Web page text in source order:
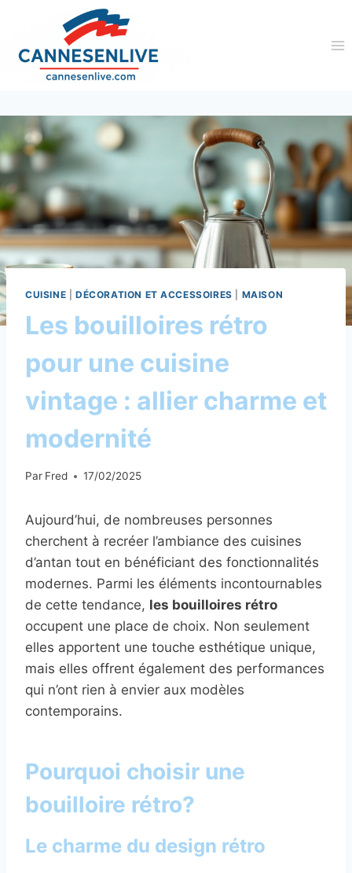
contenu
CUISINE DÉCORATION ET ACCESSOIRES MAISON
Les bouilloires rétro
pour une cuisine
vintage : allier charme et
modernité
Par Fred 17/02/2025
Aujourd’hui, de nombreuses personnes
cherchent à recréer l’ambiance des cuisines
d’antan tout en bénéficiant des fonctionnalités
modernes. Parmi les éléments incontournables
de cette tendance, les bouilloires rétro
occupent une place de choix. Non seulement
elles apportent une touche esthétique unique,
mais elles offrent également des performances
qui n’ont rien à envier aux modèles
contemporains.
Pourquoi choisir une
bouilloire rétro?
Le charme du design rétro